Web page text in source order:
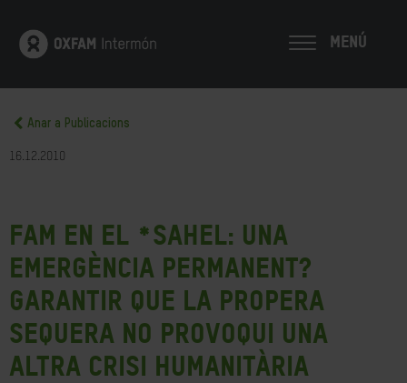
MENÚ
Anar a Publicacions
16.12.2010
Fam en el *Sahel: una
emergència permanent?
Garantir que la propera
sequera no provoqui una
altra crisi humanitària